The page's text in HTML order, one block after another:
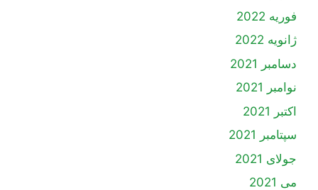
فوریه 2022
ژانویه 2022
دسامبر 2021
نوامبر 2021
اکتبر 2021
سپتامبر 2021
جولای 2021
می 2021